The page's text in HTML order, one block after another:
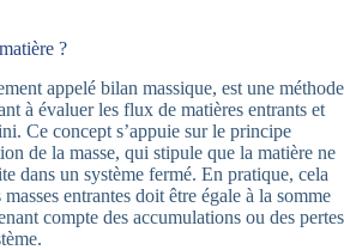
?
appelé bilan massique, est une méthode
à évaluer les flux de matières entrants et
Ce concept s’appuie sur le principe
de la masse, qui stipule que la matière ne
dans un système fermé. En pratique, cela
entrantes doit être égale à la somme
compte des accumulations ou des pertes